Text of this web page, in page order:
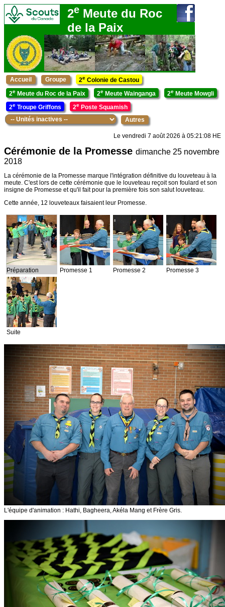
2e Meute du Roc
de la Paix
Accueil Groupe 2e Colonie de Castou
2e Meute du Roc de la Paix 2e Meute Wainganga 2e Meute Mowgli
2e Troupe Griffons 2e Poste Squamish
Autres
Le vendredi 7 août 2026 à 05:21:08 HE
Cérémonie de la Promesse dimanche 25 novembre
2018
La cérémonie de la Promesse marque l'intégration définitive du louveteau à la
meute. C'est lors de cette cérémonie que le louveteau reçoit son foulard et son
insigne de Promesse et qu'il fait pour la première fois son salut louveteau.
Cette année, 12 louveteaux faisaient leur Promesse.
Préparation Promesse 1 Promesse 2 Promesse 3
Suite
L'équipe d'animation : Hathi, Bagheera, Akéla Mang et Frère Gris.